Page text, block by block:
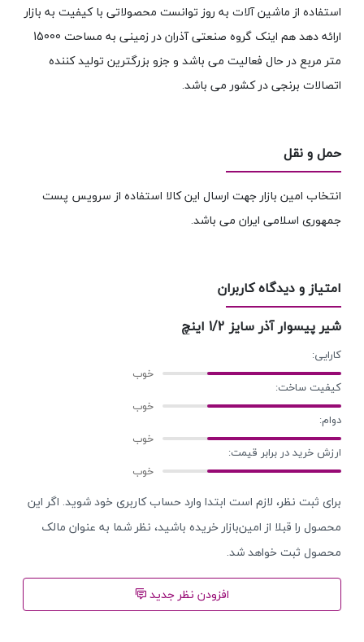
استفاده از ماشین آلات به روز توانست محصولاتی با کیفیت به بازار
ارائه دهد هم اینک گروه صنعتی آذران در زمینی به مساحت 15000
متر مربع در حال فعالیت می باشد و جزو بزرگترین تولید کننده
اتصالات برنجی در کشور می باشد.
حمل و نقل
انتخاب امین بازار جهت ارسال این کالا استفاده از سرویس پست
جمهوری اسلامی ایران می باشد.
امتیاز و دیدگاه کاربران
شیر پیسوار آذر سایز 1/2 اینچ
کارایی:
کیفیت ساخت:
دوام:
ارزش خرید در برابر قیمت:
برای ثبت نظر، لازم است ابتدا وارد حساب کاربری خود شوید. اگر این
محصول را قبلا از امین‌بازار خریده باشید، نظر شما به عنوان مالک
محصول ثبت خواهد شد.
افزودن نظر جدید